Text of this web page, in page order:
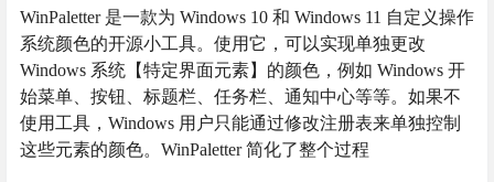
WinPaletter 是一款为 Windows 10 和 Windows 11 自定义操作
系统颜色的开源小工具。使用它，可以实现单独更改
Windows 系统【特定界面元素】的颜色，例如 Windows 开
始菜单、按钮、标题栏、任务栏、通知中心等等。如果不
使用工具，Windows 用户只能通过修改注册表来单独控制
这些元素的颜色。WinPaletter 简化了整个过程